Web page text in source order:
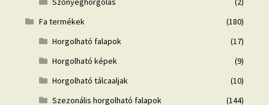
Fa termékek
(180)
Horgolható falapok
(17)
Horgolható képek
(9)
Horgolható tálcaaljak
(10)
Szezonális horgolható falapok
(144)